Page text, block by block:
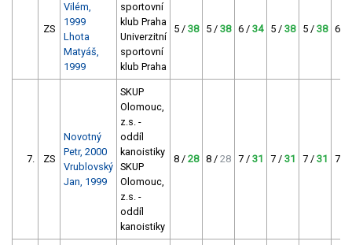
ZS
Vilém,
1999
Lhota
Matyáš,
1999
sportovní
klub Praha
Univerzitní
sportovní
klub Praha
5 / 38 5 / 38 6 / 34 5 / 38 5 / 38 6 /
7. ZS
Novotný
Petr, 2000
Vrublovský
Jan, 1999
SKUP
Olomouc,
z.s. -
oddíl
kanoistiky
SKUP
Olomouc,
z.s. -
oddíl
kanoistiky
8 / 28 8 / 28 7 / 31 7 / 31 7 / 31 7 /